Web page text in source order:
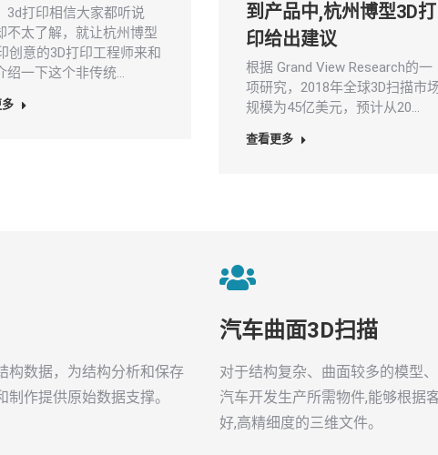
3d打印相信大家都听说
不太了解，就让杭州博型
创意的3D打印工程师来和
绍一下这个非传统…
到产品中,杭州博型3D打
印给出建议
根据 Grand View Research的一
项研究，2018年全球3D扫描市
规模为45亿美元，预计从20…
查看更多
构数据，为结构分析和保存
作提供原始数据支撑。
汽车曲面3D扫描
对于结构复杂、曲面较多的模型
汽车开发生产所需物件,能够根据
好,高精细度的三维文件。